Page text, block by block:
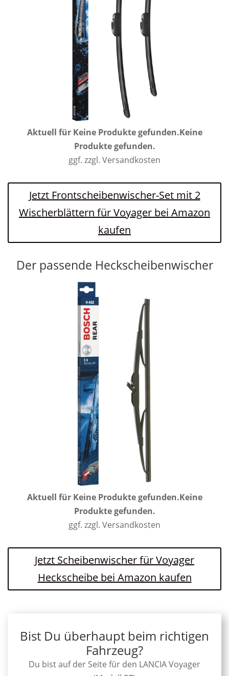
Aktuell für Keine Produkte gefunden.Keine
Produkte gefunden.
ggf. zzgl. Versandkosten
Jetzt Frontscheibenwischer-Set mit 2
Wischerblättern für Voyager bei Amazon
kaufen
Der passende Heckscheibenwischer
Aktuell für Keine Produkte gefunden.Keine
Produkte gefunden.
ggf. zzgl. Versandkosten
Jetzt Scheibenwischer für Voyager
Heckscheibe bei Amazon kaufen
Bist Du überhaupt beim richtigen
Fahrzeug?
Du bist auf der Seite für den LANCIA Voyager